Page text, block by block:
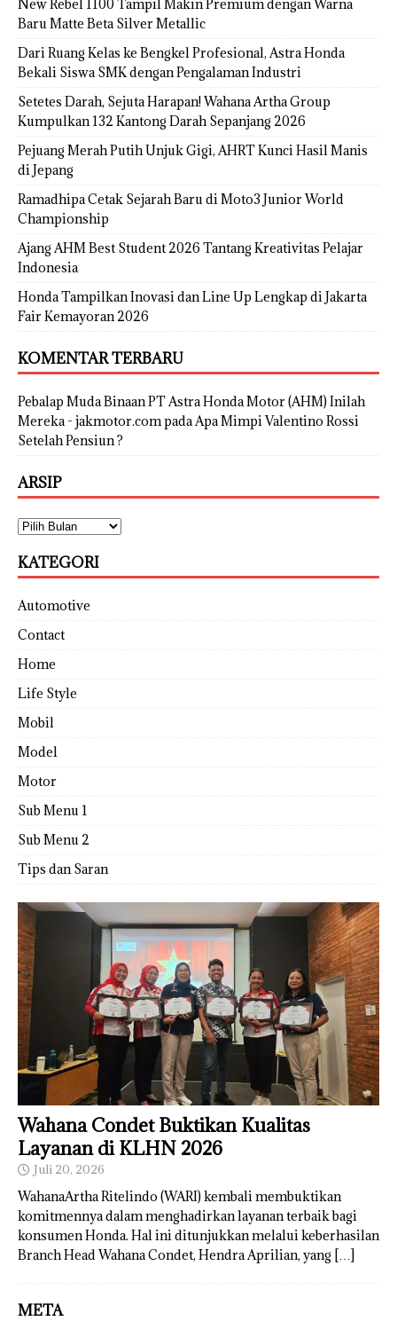
New Rebel 1100 Tampil Makin Premium dengan Warna
Baru Matte Beta Silver Metallic
Dari Ruang Kelas ke Bengkel Profesional, Astra Honda
Bekali Siswa SMK dengan Pengalaman Industri
Setetes Darah, Sejuta Harapan! Wahana Artha Group
Kumpulkan 132 Kantong Darah Sepanjang 2026
Pejuang Merah Putih Unjuk Gigi, AHRT Kunci Hasil Manis
di Jepang
Ramadhipa Cetak Sejarah Baru di Moto3 Junior World
Championship
Ajang AHM Best Student 2026 Tantang Kreativitas Pelajar
Indonesia
Honda Tampilkan Inovasi dan Line Up Lengkap di Jakarta
Fair Kemayoran 2026
KOMENTAR TERBARU
Pebalap Muda Binaan PT Astra Honda Motor (AHM) Inilah
Mereka - jakmotor.compada Apa Mimpi Valentino Rossi
Setelah Pensiun ?
ARSIP
KATEGORI
Automotive
Contact
Home
Life Style
Mobil
Model
Motor
Sub Menu 1
Sub Menu 2
Tips dan Saran
Wahana Condet Buktikan Kualitas
Layanan di KLHN 2026
Juli 20, 2026
WahanaArtha Ritelindo (WARI) kembali membuktikan
komitmennya dalam menghadirkan layanan terbaik bagi
konsumen Honda. Hal ini ditunjukkan melalui keberhasilan
Branch Head Wahana Condet, Hendra Aprilian, yang […]
META